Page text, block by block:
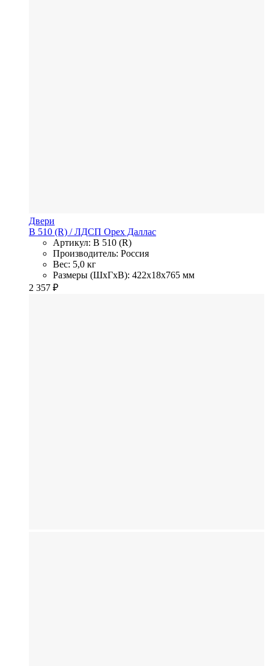
Двери
В 510 (R) / ЛДСП Орех Даллас
Артикул: В 510 (R)
Производитель: Россия
Вес: 5,0 кг
Размеры (ШхГхВ): 422x18x765 мм
2 357 ₽